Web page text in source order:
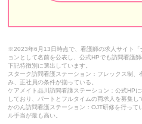
まるこ訪問看護ステーション
ハピネスケア
けせら
※2023年6月13日時点で、看護師の求人サイト「
ョンとして名前を公表し、公式HPでも訪問看護
下記特徴別に選出しています。
スターク訪問看護ステーション：フレックス制
み、正社員の条件が揃っている。
ケアメイト品川訪問看護ステーション：公式HP
しており、パートとフルタイムの両求人を募集し
かのん訪問看護ステーション：OJT研修を行っ
ル手当が最も高い。